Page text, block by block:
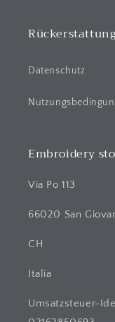
Rückerstattung
Datenschutz
Embroidery
Via Po 113
66020 San
CH
Italia
Umsatzsteuer-